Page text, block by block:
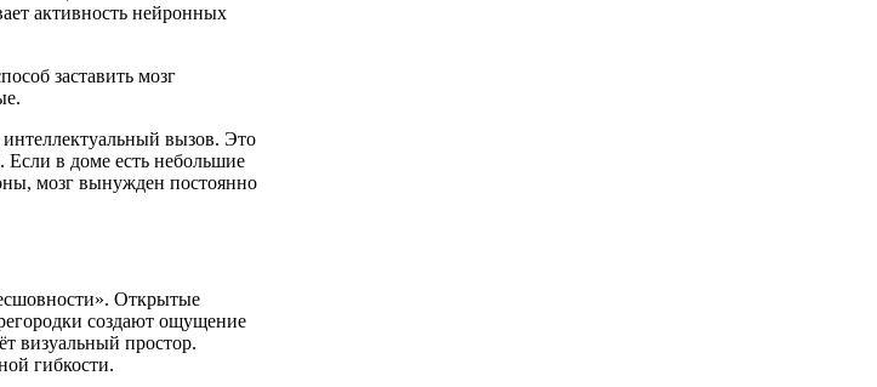
активность нейронных
заставить мозг
интеллектуальный вызов. Это
Если в доме есть небольшие
мозг вынужден постоянно
Открытые
создают ощущение
визуальный простор.
гибкости.